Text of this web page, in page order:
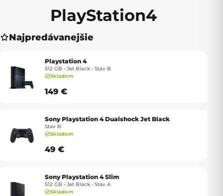
PlayStation4
Najpredávanejšie
Playstation 4
512 GB • Jet Black • Stav B
Skladom
149 €
Sony Playstation 4 Dualshock Jet Black
Stav B
Skladom
49 €
Sony Playstation 4 Slim
512 GB • Jet Black • Stav A
Skladom